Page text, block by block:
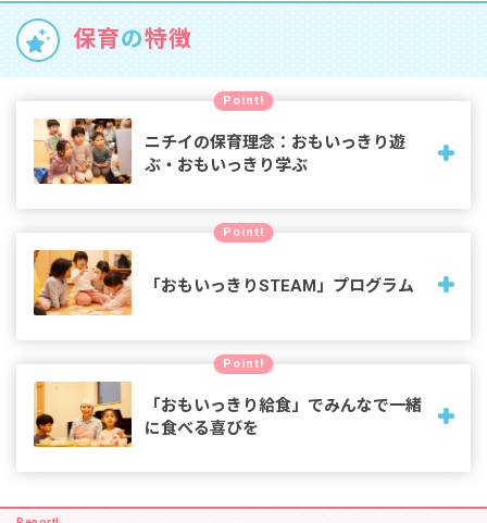
保育の特徴
Point!
ニチイの保育理念：おもいっきり遊
ぶ・おもいっきり学ぶ
日々の遊びや学びの中で、心と身体の成長を促し、創造力や
自己表現力を引き出し、視野を広げ、「やさしく、つよく生
き抜く力」を育みます
Point!
「おもいっきりSTEAM」プログラム
東京学芸大学・立正大学と連携でプログラムを共同開発し、
子どもたちの「自ら考えや思いを持ち、表現しやってみよう
とする原動力」を、幼児期から自然なかたちで楽しみながら
育みます。
Point!
「おもいっきり給食」でみんなで一緒
に食べる喜びを
しない「おもいっきり給食」。1歳で食材に触れ、5歳児は買